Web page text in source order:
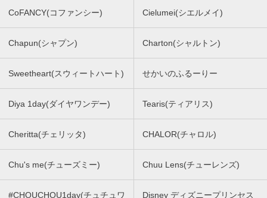
CoFANCY(コファンシー) Cielumei(シエルメイ)
Chapun(シャプン) Charton(シャルトン)
Sweetheart(スウィートハート) せかいのふるーりー
Diya 1day(ダイヤワンデー) Tearis(ティアリス)
Cheritta(チェリッタ) CHALOR(チャロル)
Chu's me(チューズミー) Chuu Lens(チューレンズ)
#CHOUCHOU1day(チュチュワ
Disney ディズニープリンセス